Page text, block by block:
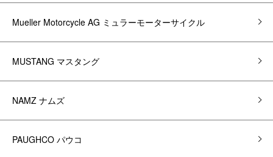
Mueller Motorcycle AG ミュラーモーターサイクル
MUSTANG マスタング
NAMZ ナムズ
PAUGHCO パウコ